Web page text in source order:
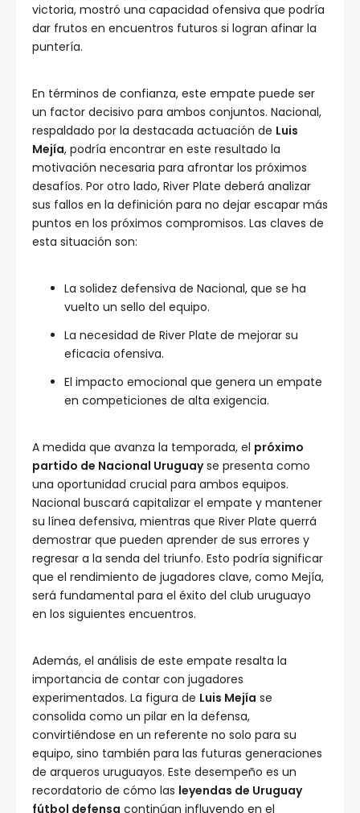
victoria, mostró una capacidad ofensiva que podría
dar frutos en encuentros futuros si logran afinar la
puntería.
En términos de confianza, este empate puede ser
un factor decisivo para ambos conjuntos. Nacional,
respaldado por la destacada actuación de Luis
Mejía, podría encontrar en este resultado la
motivación necesaria para afrontar los próximos
desafíos. Por otro lado, River Plate deberá analizar
sus fallos en la definición para no dejar escapar más
puntos en los próximos compromisos. Las claves de
esta situación son:
La solidez defensiva de Nacional, que se ha
vuelto un sello del equipo.
La necesidad de River Plate de mejorar su
eficacia ofensiva.
El impacto emocional que genera un empate
en competiciones de alta exigencia.
A medida que avanza la temporada, el próximo
partido de Nacional Uruguayse presenta como
una oportunidad crucial para ambos equipos.
Nacional buscará capitalizar el empate y mantener
su línea defensiva, mientras que River Plate querrá
demostrar que pueden aprender de sus errores y
regresar a la senda del triunfo. Esto podría significar
que el rendimiento de jugadores clave, como Mejía,
será fundamental para el éxito del club uruguayo
en los siguientes encuentros.
Además, el análisis de este empate resalta la
importancia de contar con jugadores
experimentados. La figura de Luis Mejía se
consolida como un pilar en la defensa,
convirtiéndose en un referente no solo para su
equipo, sino también para las futuras generaciones
de arqueros uruguayos. Este desempeño es un
recordatorio de cómo las leyendas de Uruguay
fútbol defensa continúan influyendo en el